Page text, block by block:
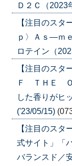
Ｄ２Ｃ（2023
【注目のス
ｐ〉Ａｓ―ｍ
ロテイン（
【注目のス
Ｆ ＴＨＥ Ｏ
した香りがヒ
('23/05/15)
【注目のス
式サイト」「
バランスド／